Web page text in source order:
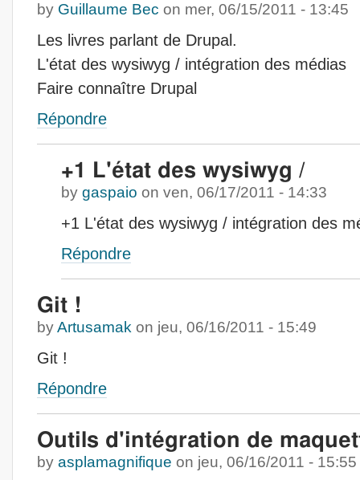
by Guillaume Bec on mer, 06/15/2011 - 13:45
Les livres parlant de Drupal.
L'état des wysiwyg / intégration des médias
Faire connaître Drupal
Répondre
+1 L'état des wysiwyg /
by gaspaio on ven, 06/17/2011 - 14:33
+1 L'état des wysiwyg / intégration des
Répondre
Git !
byArtusamak on jeu, 06/16/2011 - 15:49
Git !
Répondre
Outils d'intégration de
by asplamagnifique on jeu, 06/16/2011 - 15:55